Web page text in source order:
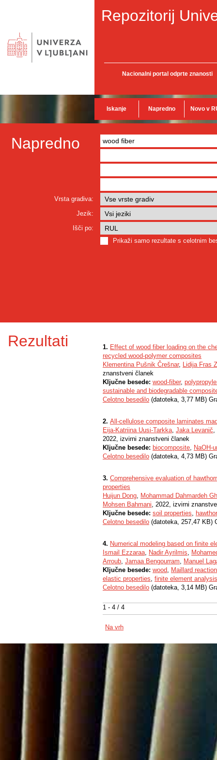
Repozitorij
Nacionalni portal odprte znanosti
Iskanje Napredno Novo v
Napredno
Vrsta gradiva:
Jezik:
Išči po:
Prikaži samo rezultate s celotnim
Rezultati
1 - 4 / 4
1. Effect of wood fiber loading on the
recycled wood-polymer composites
Klementina Pušnik Črešnar, Lidija Fras
znanstveni članek
Ključne besede: wood-fiber,
sustainable and biodegradable
Celotno besedilo (datoteka, 3,77 MB)
2. All-cellulose composite laminates
Eija-Katriina Uusi-Tarkka, Jaka Levanič,
2022, izvirni znanstveni članek
Ključne besede: biocomposite, NaOH-
Celotno besedilo (datoteka, 4,73 MB)
3. Comprehensive evaluation of
properties
Huijun Dong, Mohammad Dahmardeh
Mohsen Bahmani, 2022, izvirni
Ključne besede: soil properties,
Celotno besedilo (datoteka, 257,47 KB)
4. Numerical modeling based on finite
Ismail Ezzaraa, Nadir Ayrilmis,
Arroub, Jamaa Bengourram, Manuel
Ključne besede: wood, Maillard reaction
elastic properties, finite element analysis
Celotno besedilo (datoteka, 3,14 MB)
Na vrh